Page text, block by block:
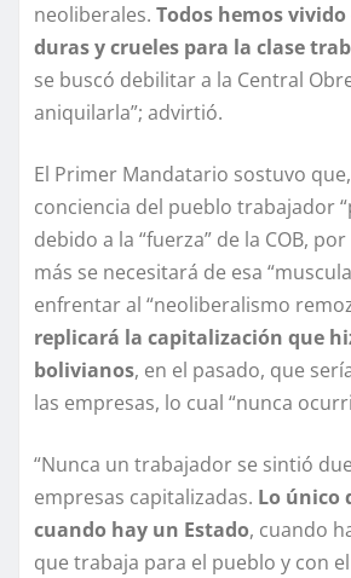
neoliberales. Todos hemos vivido
duras y crueles para la clase
se buscó debilitar a la Central
aniquilarla”; advirtió.
El Primer Mandatario sostuvo
conciencia del pueblo trabajador
debido a la “fuerza” de la COB,
más se necesitará de esa
enfrentar al “neoliberalismo
replicará la capitalización que
bolivianos, en el pasado, que
las empresas, lo cual “nunca
“Nunca un trabajador se sintió
empresas capitalizadas. Lo único
cuando hay un Estado, cuando
que trabaja para el pueblo y con